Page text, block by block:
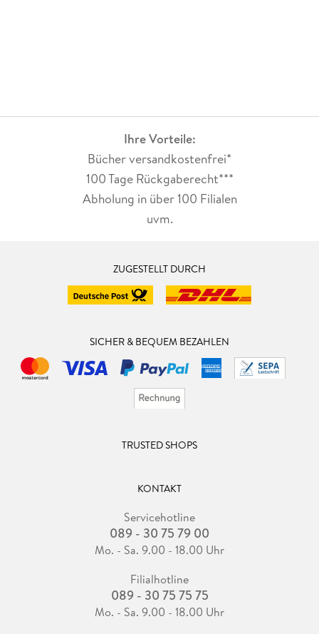
Ihre Vorteile:
Bücher versandkostenfrei*
100 Tage Rückgaberecht***
Abholung in über 100 Filialen
uvm.
ZUGESTELLT DURCH
SICHER & BEQUEM BEZAHLEN
TRUSTED SHOPS
KONTAKT
Servicehotline
089 - 30 75 79 00
Mo. - Sa. 9.00 - 18.00 Uhr
Filialhotline
089 - 30 75 75 75
Mo. - Sa. 9.00 - 18.00 Uhr